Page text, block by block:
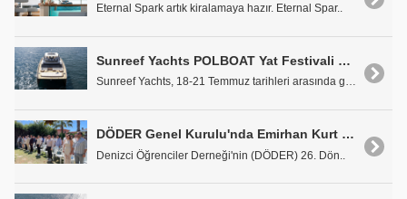
Eternal Spark artık kiralamaya hazır. Eternal Spar..
Sunreef Yachts POLBOAT Yat Festivali 2024'e Davet Ediyor
Sunreef Yachts, 18-21 Temmuz tarihleri arasında ge..
DÖDER Genel Kurulu'nda Emirhan Kurt 26. Dönem için Başkan Oldu
Denizci Öğrenciler Derneği'nin (DÖDER) 26. Dön..